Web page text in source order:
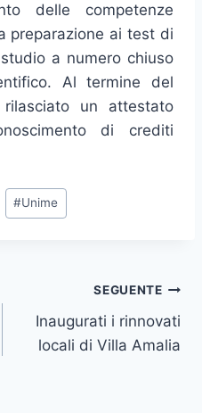
delle competenze
preparazione ai test di
a numero chiuso
Al termine del
un attestato
di crediti
#Unime
SEGUENTE
Inaugurati i rinnovati
locali di Villa Amalia